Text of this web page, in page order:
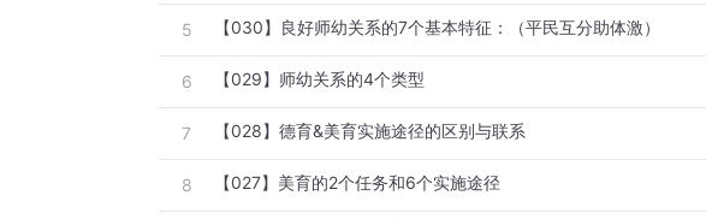
5 【030】良好师幼关系的7个基本特征：（平民互分助体激）
6 【029】师幼关系的4个类型
7 【028】德育&美育实施途径的区别与联系
8 【027】美育的2个任务和6个实施途径